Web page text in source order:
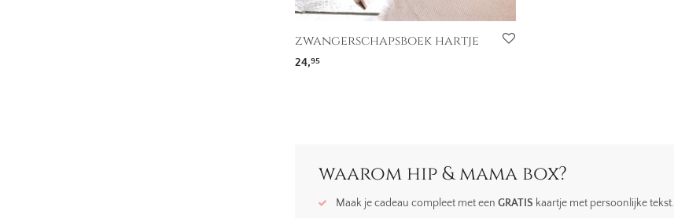
zwangerschapsboek hartje
24,95
waarom hip & mama box?
Maak je cadeau compleet met een GRATIS kaartje met persoonlijke tekst.